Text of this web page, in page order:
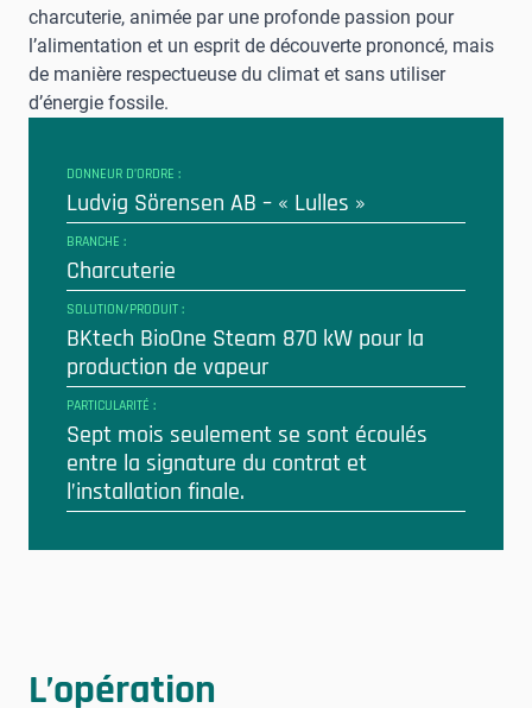
charcuterie, animée par une profonde passion pour
l’alimentation et un esprit de découverte prononcé, mais
de manière respectueuse du climat et sans utiliser
d’énergie fossile.
DONNEUR D’ORDRE :
Ludvig Sörensen AB – « Lulles »
BRANCHE :
Charcuterie
SOLUTION/PRODUIT :
BKtech BioOne Steam 870 kW pour la
production de vapeur
PARTICULARITÉ :
Sept mois seulement se sont écoulés
entre la signature du contrat et
l’installation finale.
L’opération